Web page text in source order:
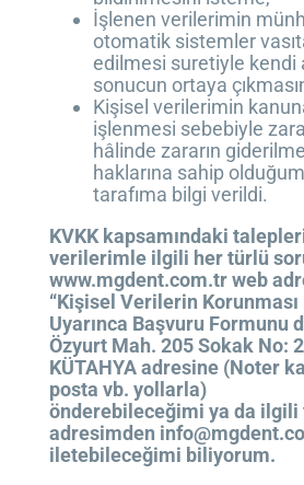
İşlenen verilerimin
otomatik sistemler
edilmesi suretiyle kendi
sonucun ortaya
Kişisel verilerimin
işlenmesi sebebiyle
hâlinde zararın
haklarına sahip
tarafıma bilgi verildi.
KVKK kapsamındaki
verilerimle ilgili her türlü
www.mgdent.com.tr web
“Kişisel Verilerin Korunması
Uyarınca Başvuru Formunu
Özyurt Mah. 205 Sokak No:
KÜTAHYA adresine (Noter
posta vb. yollarla)
önderebileceğimi ya da ilgili
adresimden
iletebileceğimi biliyorum.